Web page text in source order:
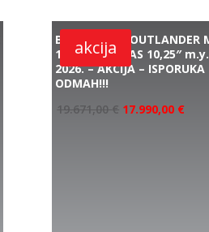
akcija
BRP CAN AM OUTLANDER
1000R XT-P SAS 10,25″ m.y.
2026. – AKCIJA – ISPORUKA
ODMAH!!!
19.671,00€ 17.990,00 €